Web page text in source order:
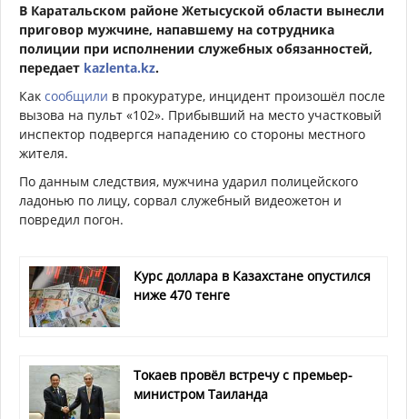
В Каратальском районе Жетысуской области вынесли
приговор мужчине, напавшему на сотрудника
полиции при исполнении служебных обязанностей,
передает kazlenta.kz.
Как сообщили в прокуратуре, инцидент произошёл после
вызова на пульт «102». Прибывший на место участковый
инспектор подвергся нападению со стороны местного
жителя.
По данным следствия, мужчина ударил полицейского
ладонью по лицу, сорвал служебный видеожетон и
повредил погон.
Курс доллара в Казахстане опустился
ниже 470 тенге
Токаев провёл встречу с премьер-
министром Таиланда